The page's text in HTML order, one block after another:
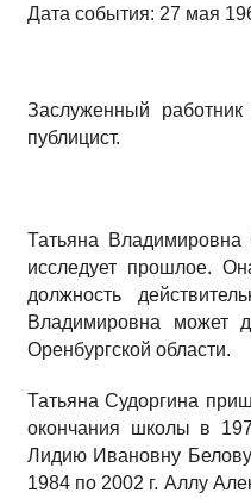
Дата события: 27 мая
Заслуженный
публицист.
Татьяна Владимировна
исследует прошлое.
должность
Владимировна может
Оренбургской области.
Татьяна Судоргина
окончания школы в
Лидию Ивановну
1984 по 2002 г. Аллу